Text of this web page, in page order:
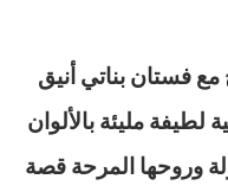
فستان بناتي أنيق
لطيفة مليئة بالألوان
وروحها المرحة قصة